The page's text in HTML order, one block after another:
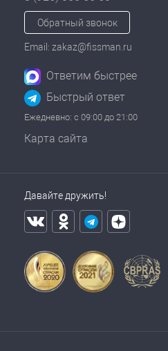
Обратный звонок
Email: zakaz@fissman.ru
Ответим быстрее
Быстрый ответ
Ежедневно: с 09:00 до 21:00
Карта сайта
Давайте дружить!